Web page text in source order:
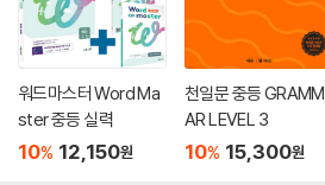
워드마스터 Word Ma
ster 중등 실력
10% 12,150원
천일문 중등 GRAMM
AR LEVEL 3
10% 15,300원